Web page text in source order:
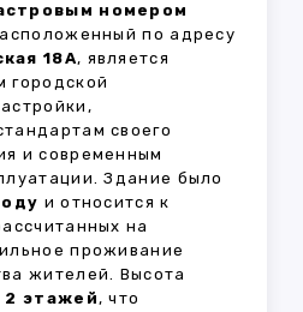
номером
по адресу
18А, является
городской
своего
и современным
Здание было
и относится к
на
проживание
жителей. Высота
2 этажей, что